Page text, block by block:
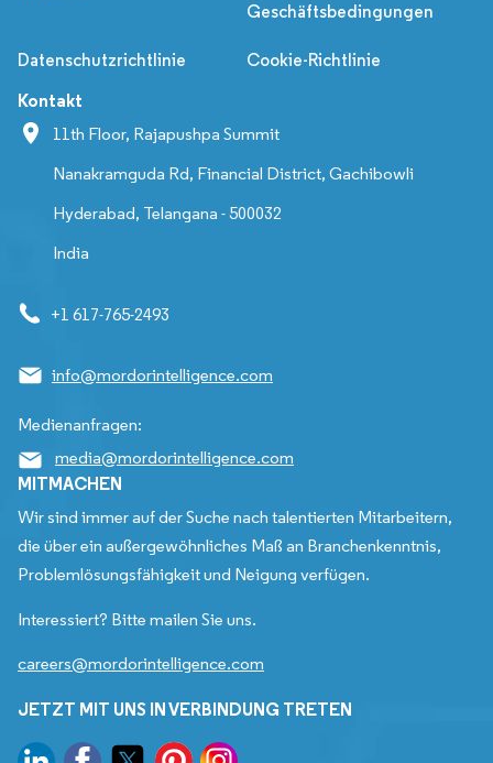
Geschäftsbedingungen
Datenschutzrichtlinie Cookie-Richtlinie
Kontakt
11th Floor, Rajapushpa Summit
Nanakramguda Rd, Financial District, Gachibowli
Hyderabad, Telangana - 500032
India
+1 617-765-2493
info@mordorintelligence.com
Medienanfragen:
media@mordorintelligence.com
MITMACHEN
Wir sind immer auf der Suche nach talentierten Mitarbeitern,
die über ein außergewöhnliches Maß an Branchenkenntnis,
Problemlösungsfähigkeit und Neigung verfügen.
Interessiert? Bitte mailen Sie uns.
careers@mordorintelligence.com
JETZT MIT UNS IN VERBINDUNG TRETEN